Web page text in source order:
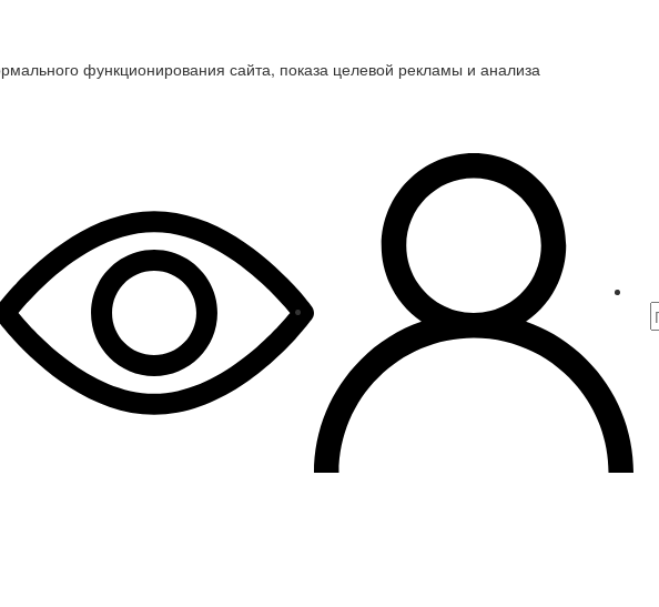
функционирования сайта, показа целевой рекламы и анализа